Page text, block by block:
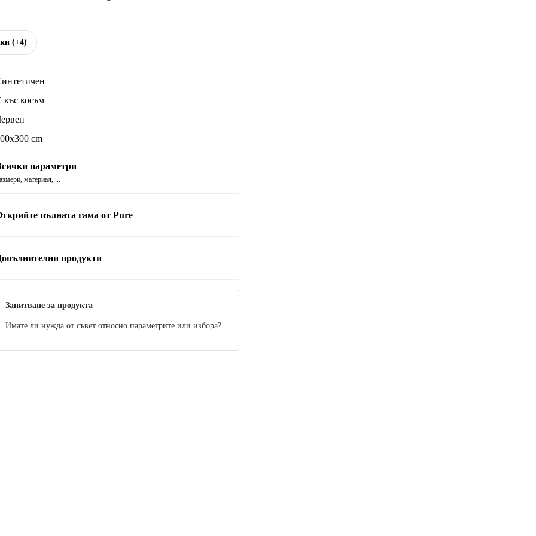
(+4)
къс косъм
cm
параметри
материал, ...
пълната гама от Pure
продукти
Запитване за продукта
Имате ли нужда от съвет относно параметрите или избора?